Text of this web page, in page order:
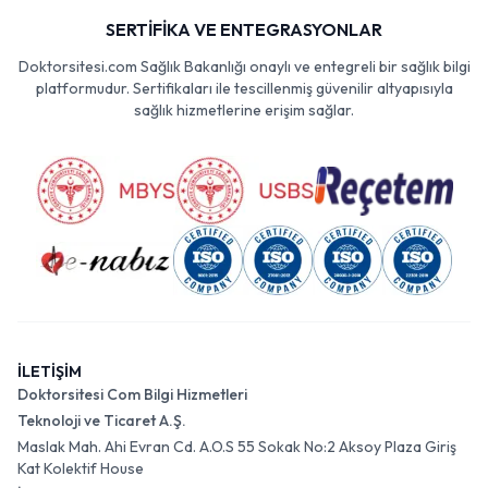
SERTİFİKA VE ENTEGRASYONLAR
Doktorsitesi.com Sağlık Bakanlığı onaylı ve entegreli bir sağlık bilgi
platformudur. Sertifikaları ile tescillenmiş güvenilir altyapısıyla
sağlık hizmetlerine erişim sağlar.
İLETİŞİM
Doktorsitesi Com Bilgi Hizmetleri
Teknoloji ve Ticaret A.Ş.
Maslak Mah. Ahi Evran Cd. A.O.S 55 Sokak No:2 Aksoy Plaza Giriş
Kat Kolektif House